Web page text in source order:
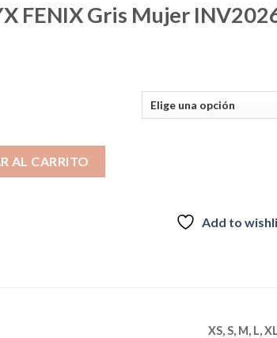
FENIX Gris Mujer
AL CARRITO
Add to
XS, S, M, L,